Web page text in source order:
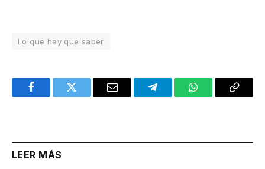
Lo que hay que saber
FacebookTwitter Email TelegramWhatsAppCopy
LEER MÁS